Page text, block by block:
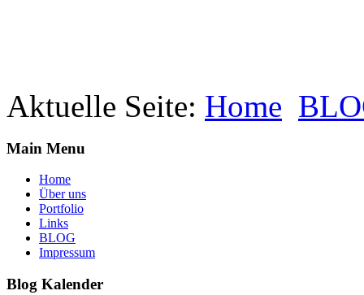
Aktuelle Seite: Home
Main Menu
Home
Über uns
Portfolio
Links
BLOG
Impressum
Blog Kalender